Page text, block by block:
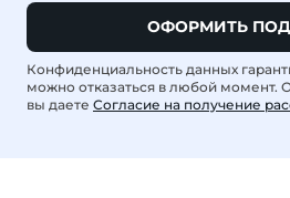
ОФОРМИТЬ
Конфиденциальность данных
можно отказаться в любой момент.
вы даете Согласие на получение